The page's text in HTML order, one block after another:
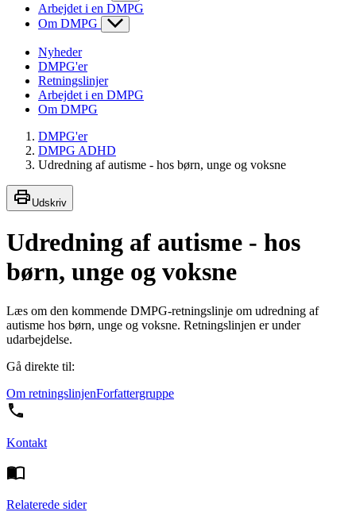
Arbejdet i en DMPG
Om DMPG
Nyheder
DMPG'er
Retningslinjer
Arbejdet i en DMPG
Om DMPG
DMPG'er
DMPG ADHD
Udredning af autisme - hos børn, unge og voksne
Udskriv
Udredning af autisme - hos
børn, unge og voksne
Læs om den kommende DMPG-retningslinje om udredning af
autisme hos børn, unge og voksne. Retningslinjen er under
udarbejdelse.
Gå direkte til:
Om retningslinjenForfattergruppe
Kontakt
Relaterede sider